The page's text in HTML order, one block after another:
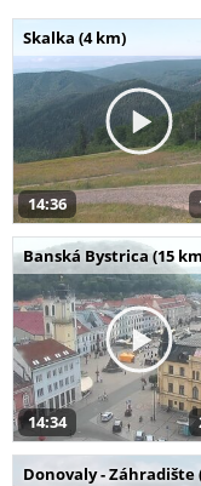
Skalka (4 km)
14:36
Banská Bystrica (15
14:34
Donovaly - Záhradište